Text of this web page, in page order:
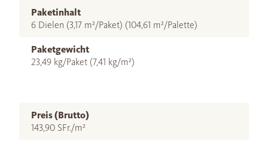
Paketinhalt
6 Dielen (3,17 m²/Paket) (104,61 m²/Palette)
Paketgewicht
23,49 kg/Paket (7,41 kg/m²)
Preis (Brutto)
143,90 SFr./m²